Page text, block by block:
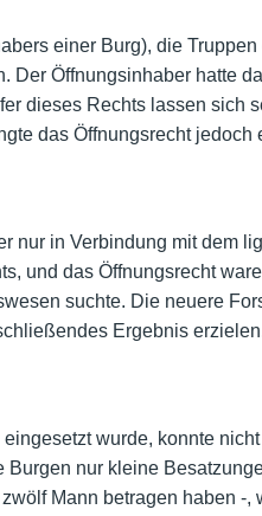
einer Burg), die
Der Öffnungsinhaber hatte
dieses Rechts lassen sich
das Öffnungsrecht jedoch
nur in Verbindung mit dem
und das Öffnungsrecht
suchte. Die neuere
Ergebnis
eingesetzt wurde, konnte
nur kleine
Mann betragen haben -,